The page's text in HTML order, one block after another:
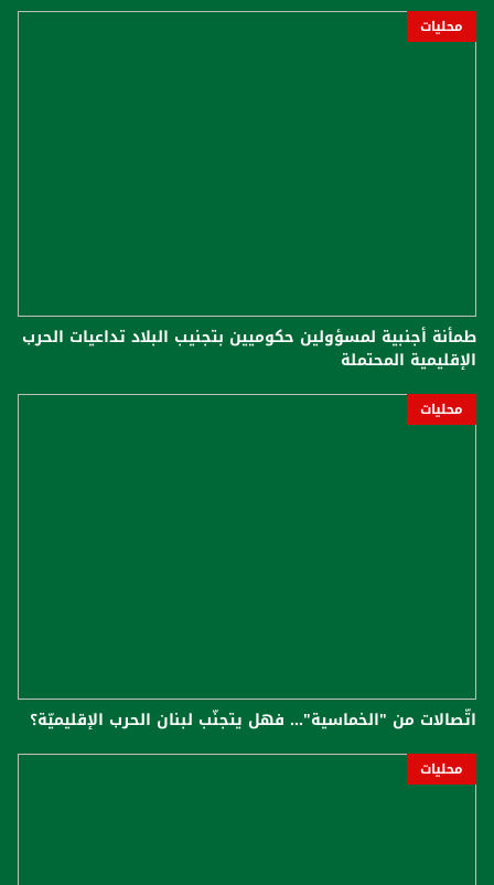
محليات
طمأنة أجنبية لمسؤولين حكوميين بتجنيب البلاد تداعيات الحرب
الإقليمية المحتملة
محليات
اتّصالات من "الخماسية"... فهل يتجنّب لبنان الحرب الإقليميّة؟
محليات